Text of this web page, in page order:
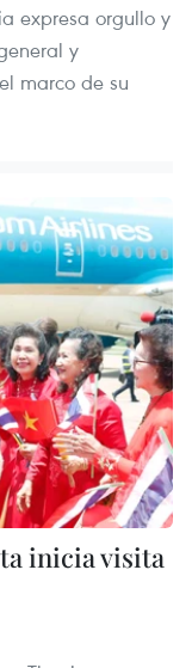
expresa orgullo y
y
marco de su
inicia visita